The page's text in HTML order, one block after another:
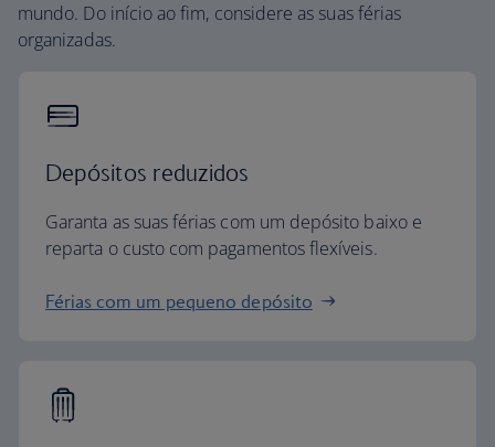
mundo. Do início ao fim, considere as suas férias
organizadas.
Depósitos reduzidos
Garanta as suas férias com um depósito baixo e
reparta o custo com pagamentos flexíveis.
Férias com um pequeno depósito